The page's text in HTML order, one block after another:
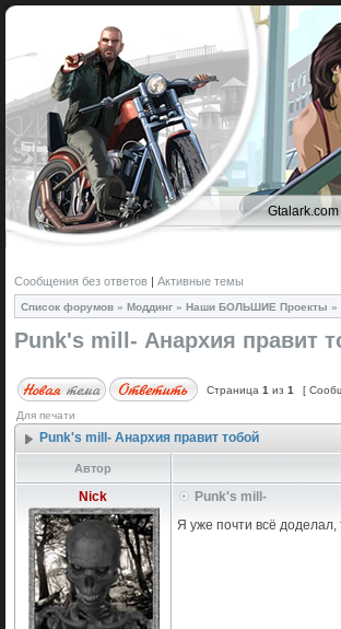
Gtalark.com
Сообщения без ответов | Активные темы
Список форумов » Моддинг » Наши БОЛЬШИЕ Проекты »
Punk's mill- Анархия правит
Страница 1 из 1 [
Для печати
Punk's mill- Анархия правит тобой
Автор
Nick
Punk's mill-
Я уже почти всё